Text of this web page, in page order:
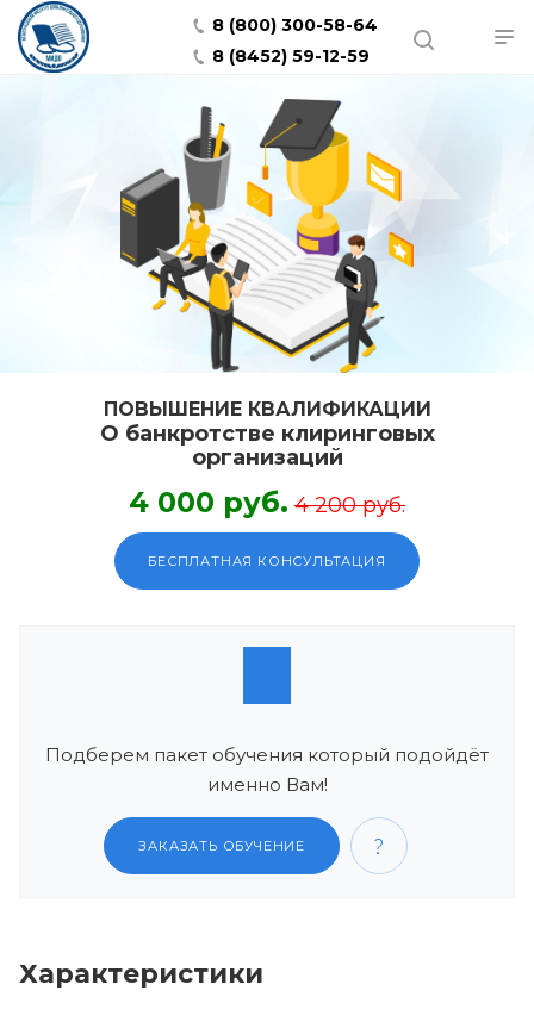
8 (800) 300-58-64
8 (8452) 59-12-59
ПОВЫШЕНИЕ КВАЛИФИКАЦИИ
О банкротстве клиринговых
организаций
4 000 руб. 4 200 руб.
БЕСПЛАТНАЯ КОНСУЛЬТАЦИЯ
Подберем пакет обучения который подойдёт
именно Вам!
ЗАКАЗАТЬ ОБУЧЕНИЕ
Характеристики